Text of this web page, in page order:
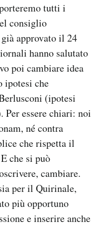
tutti i
consiglio
approvato il 24
hanno salutato
poi cambiare idea
ipotesi che
(ipotesi
Per essere chiari: noi
né contra
che rispetta il
che si può
cambiare.
per il Quirinale,
più opportuno
e inserire anche